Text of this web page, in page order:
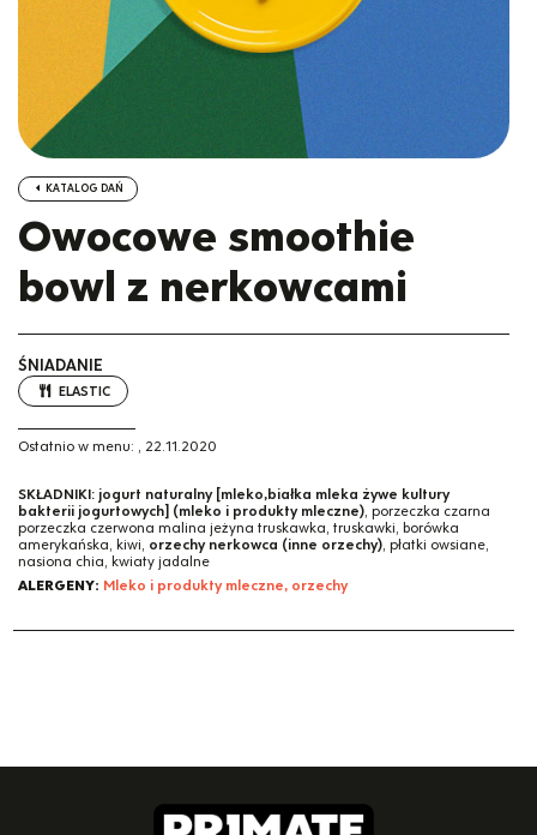
KATALOG DAŃ
Owocowe smoothie
bowl z nerkowcami
ŚNIADANIE
ELASTIC
Ostatnio w menu: , 22.11.2020
SKŁADNIKI: jogurt naturalny [mleko,białka mleka żywe kultury
bakterii jogurtowych] (mleko i produkty mleczne), porzeczka czarna
porzeczka czerwona malina jeżyna truskawka, truskawki, borówka
amerykańska, kiwi, orzechy nerkowca (inne orzechy), płatki owsiane,
nasiona chia, kwiaty jadalne
ALERGENY: Mleko i produkty mleczne, orzechy